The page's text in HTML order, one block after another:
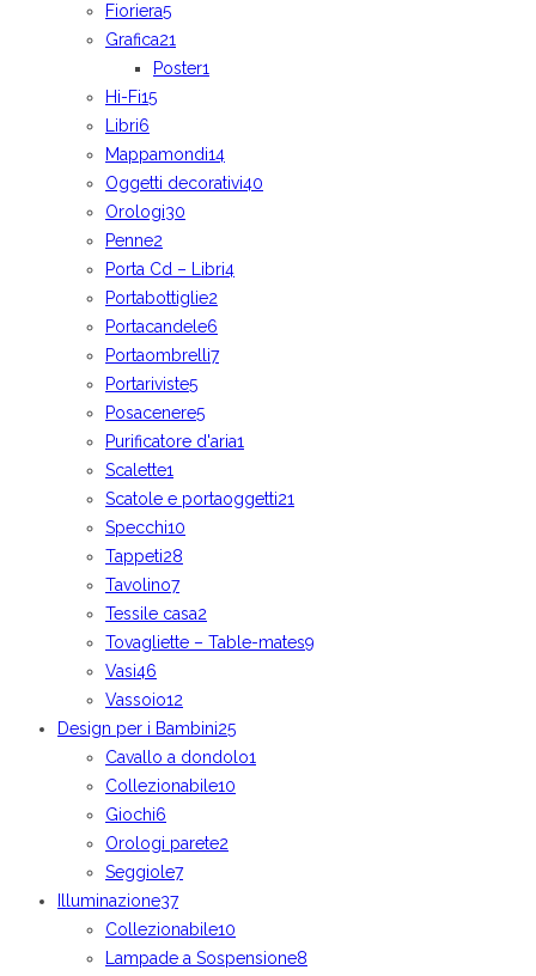
Fioriera5
Grafica21
Poster1
Hi-Fi15
Libri6
Mappamondi14
Oggetti decorativi40
Orologi30
Penne2
Porta Cd – Libri4
Portabottiglie2
Portacandele6
Portaombrelli7
Portariviste5
Posacenere5
Purificatore d'aria1
Scalette1
Scatole e portaoggetti21
Specchi10
Tappeti28
Tavolino7
Tessile casa2
Tovagliette – Table-mates9
Vasi46
Vassoio12
Design per i Bambini25
Cavallo a dondolo1
Collezionabile10
Giochi6
Orologi parete2
Seggiole7
Illuminazione37
Collezionabile10
Lampade a Sospensione8